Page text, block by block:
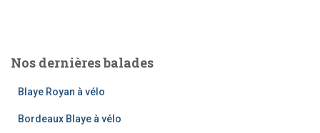
Nos dernières balades
Blaye Royan à vélo
Bordeaux Blaye à vélo